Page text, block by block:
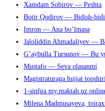
Xamdam Sobirov — Peshta
Botir Qodirov — Bidish-
Imron — Ana bo’lmasa
Jaloliddin Ahmadaliyev —
G’aybulla Tursunov — Bu
Mustafo — Seva olasanmi
Magistraturaga hujjat
1-sinfga my.maktab.uz
Milena Madmusayeva,